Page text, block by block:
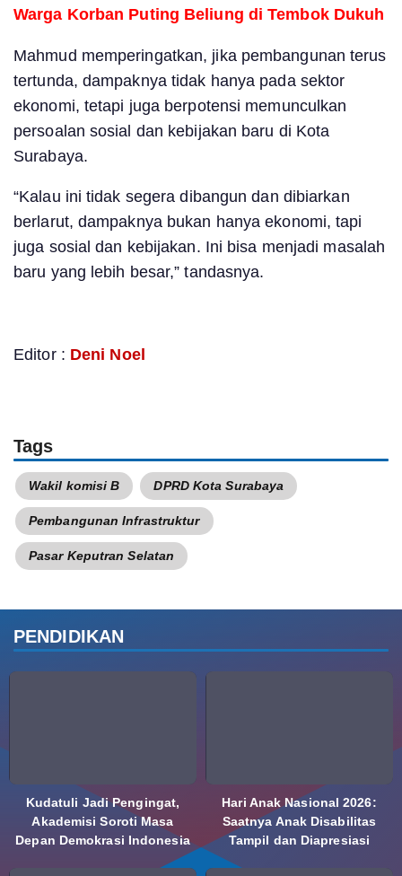
Warga Korban Puting Beliung di Tembok Dukuh
Mahmud memperingatkan, jika pembangunan terus
tertunda, dampaknya tidak hanya pada sektor
ekonomi, tetapi juga berpotensi memunculkan
persoalan sosial dan kebijakan baru di Kota
Surabaya.
“Kalau ini tidak segera dibangun dan dibiarkan
berlarut, dampaknya bukan hanya ekonomi, tapi
juga sosial dan kebijakan. Ini bisa menjadi masalah
baru yang lebih besar,” tandasnya.
Editor : Deni Noel
Tags
Wakil komisi B DPRD Kota Surabaya
Pembangunan Infrastruktur
Pasar Keputran Selatan
PENDIDIKAN
Kudatuli Jadi Pengingat,
Akademisi Soroti Masa
Depan Demokrasi Indonesia
Hari Anak Nasional 2026:
Saatnya Anak Disabilitas
Tampil dan Diapresiasi